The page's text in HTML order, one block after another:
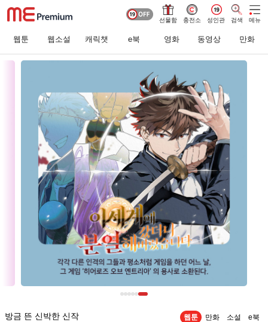
선물함 충전소 성인관 검색 메뉴
웹툰 웹소설 캐릭챗 e북 영화 동영상 만화
방금 뜬 신박한 신작 웹툰 만화 소설 e북